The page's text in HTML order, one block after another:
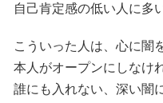
自己肯定感の低い人に多
こういった人は、心に闇
本人がオープンにしなけ
誰にも入れない、深い闇